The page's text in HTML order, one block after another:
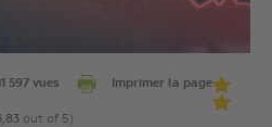
597 vues Imprimer la page
out of 5)